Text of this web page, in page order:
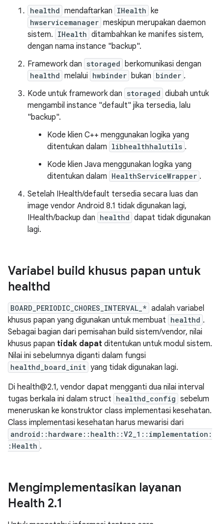
healthd mendaftarkan IHealth ke
hwservicemanager meskipun merupakan daemon
sistem. IHealth ditambahkan ke manifes sistem,
dengan nama instance "backup".
Framework dan storaged berkomunikasi dengan
healthd melalui hwbinder bukan binder .
Kode untuk framework dan storaged diubah untuk
mengambil instance "default" jika tersedia, lalu
"backup".
Kode klien C++ menggunakan logika yang
ditentukan dalam libhealthhalutils .
Kode klien Java menggunakan logika yang
ditentukan dalam HealthServiceWrapper .
Setelah IHealth/default tersedia secara luas dan
image vendor Android 8.1 tidak digunakan lagi,
IHealth/backup dan healthd dapat tidak digunakan
lagi.
Variabel build khusus papan untuk
healthd
BOARD_PERIODIC_CHORES_INTERVAL_* adalah variabel
khusus papan yang digunakan untuk membuat healthd .
Sebagai bagian dari pemisahan build sistem/vendor, nilai
khusus papan tidak dapat ditentukan untuk modul sistem.
Nilai ini sebelumnya diganti dalam fungsi
healthd_board_init yang tidak digunakan lagi.
Di health@2.1, vendor dapat mengganti dua nilai interval
tugas berkala ini dalam struct healthd_config sebelum
meneruskan ke konstruktor class implementasi kesehatan.
Class implementasi kesehatan harus mewarisi dari
android::hardware::health::V2_1::implementation:
:Health .
Mengimplementasikan layanan
Health 2.1